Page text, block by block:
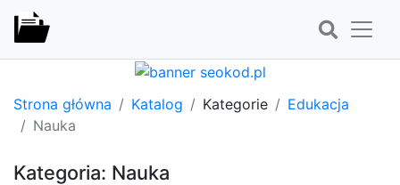
Strona główna Katalog Kategorie
Edukacja
Nauka
Kategoria: Nauka